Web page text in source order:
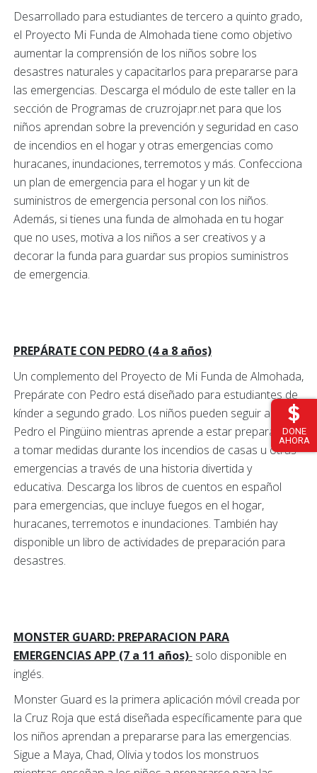
DONE
AHORA
Desarrollado para estudiantes de tercero a quinto grado,
el Proyecto Mi Funda de Almohada tiene como objetivo
aumentar la comprensión de los niños sobre los
desastres naturales y capacitarlos para prepararse para
las emergencias. Descarga el módulo de este taller en la
sección de Programas de cruzrojapr.net para que los
niños aprendan sobre la prevención y seguridad en caso
de incendios en el hogar y otras emergencias como
huracanes, inundaciones, terremotos y más. Confecciona
un plan de emergencia para el hogar y un kit de
suministros de emergencia personal con los niños.
Además, si tienes una funda de almohada en tu hogar
que no uses, motiva a los niños a ser creativos y a
decorar la funda para guardar sus propios suministros
de emergencia.
PREPÁRATE CON PEDRO (4 a 8 años)
Un complemento del Proyecto de Mi Funda de Almohada,
Prepárate con Pedro está diseñado para estudiantes de
kínder a segundo grado. Los niños pueden seguir a
Pedro el Pingüino mientras aprende a estar preparado y
a tomar medidas durante los incendios de casas u otras
emergencias a través de una historia divertida y
educativa. Descarga los libros de cuentos en español
para emergencias, que incluye fuegos en el hogar,
huracanes, terremotos e inundaciones. También hay
disponible un libro de actividades de preparación para
desastres.
MONSTER GUARD: PREPARACION PARA
EMERGENCIAS APP (7 a 11 años)- solo disponible en
inglés.
Monster Guard es la primera aplicación móvil creada por
la Cruz Roja que está diseñada específicamente para que
los niños aprendan a prepararse para las emergencias.
Sigue a Maya, Chad, Olivia y todos los monstruos